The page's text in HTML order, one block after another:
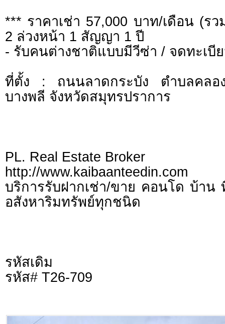
*** ราคาเช่า 57,000 บาท/เดือน (ร
2 ล่วงหน้า 1 สัญญา 1 ปี
- รับคนต่างชาติแบบมีวีซ่า / จดทะเบี
ที่ตั้ง : ถนนลาดกระบัง ตำบลคลอง
บางพลี จังหวัดสมุทรปราการ
PL. Real Estate Broker
http://www.kaibaanteedin.com
บริการรับฝากเช่า/ขาย คอนโด บ้าน
อสังหาริมทรัพย์ทุกชนิด
รหัสเดิม
รหัส# T26-709